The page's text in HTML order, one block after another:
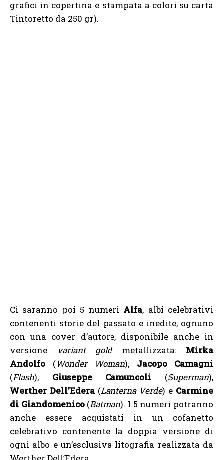
grafici in copertina e stampata a colori su carta
Tintoretto da 250 gr).
Ci saranno poi 5 numeri Alfa, albi celebrativi
contenenti storie del passato e inedite, ognuno
con una cover d’autore, disponibile anche in
versione
variant goldmetallizzata: Mirka
Andolfo (Wonder Woman), Jacopo Camagni
(Flash), Giuseppe Camuncoli (Superman),
Werther Dell’Edera(Lanterna Verde) e Carmine
di Giandomenico(Batman). I 5 numeri potranno
anche essere acquistati in un cofanetto
celebrativo contenente la doppia versione di
ogni albo e un’esclusiva litografia realizzata da